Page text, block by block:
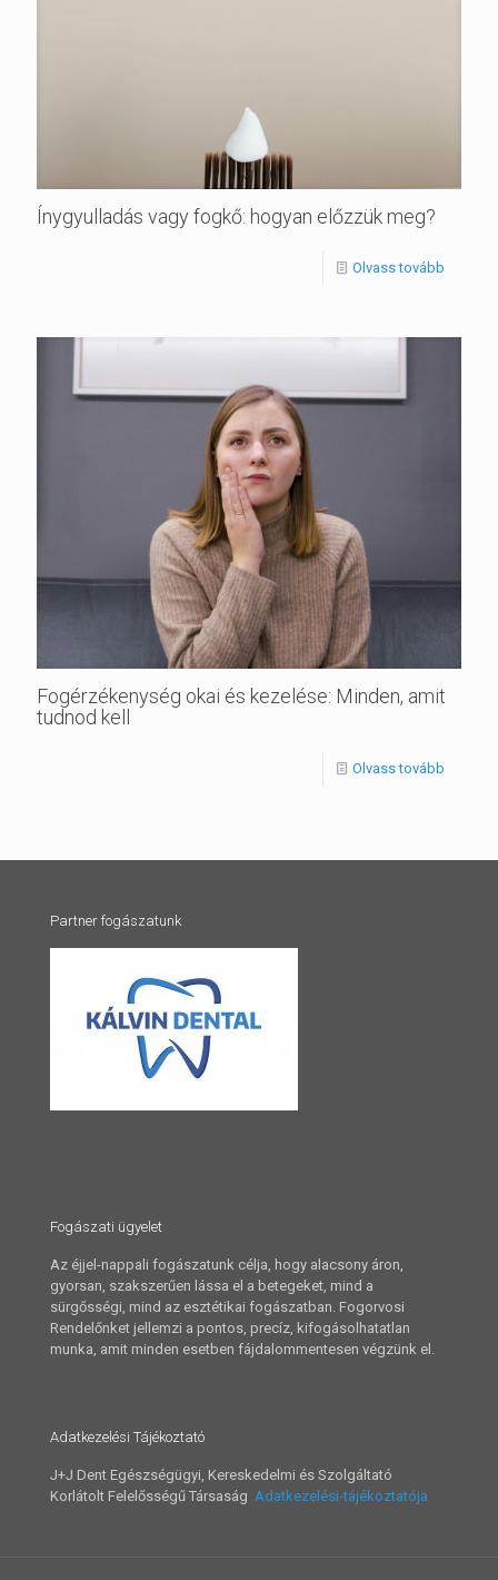
Ínygyulladás vagy fogkő: hogyan előzzük meg?
Olvass tovább
Fogérzékenység okai és kezelése: Minden, amit
tudnod kell
Olvass tovább
Partner fogászatunk
Fogászati ügyelet
Az éjjel-nappali fogászatunk célja, hogy alacsony áron,
gyorsan, szakszerűen lássa el a betegeket, mind a
sürgősségi, mind az esztétikai fogászatban. Fogorvosi
Rendelőnket jellemzi a pontos, precíz, kifogásolhatatlan
munka, amit minden esetben fájdalommentesen végzünk el.
Adatkezelési Tájékoztató
J+J Dent Egészségügyi, Kereskedelmi és Szolgáltató
Korlátolt Felelősségű Társaság Adatkezelési-tájékoztatója